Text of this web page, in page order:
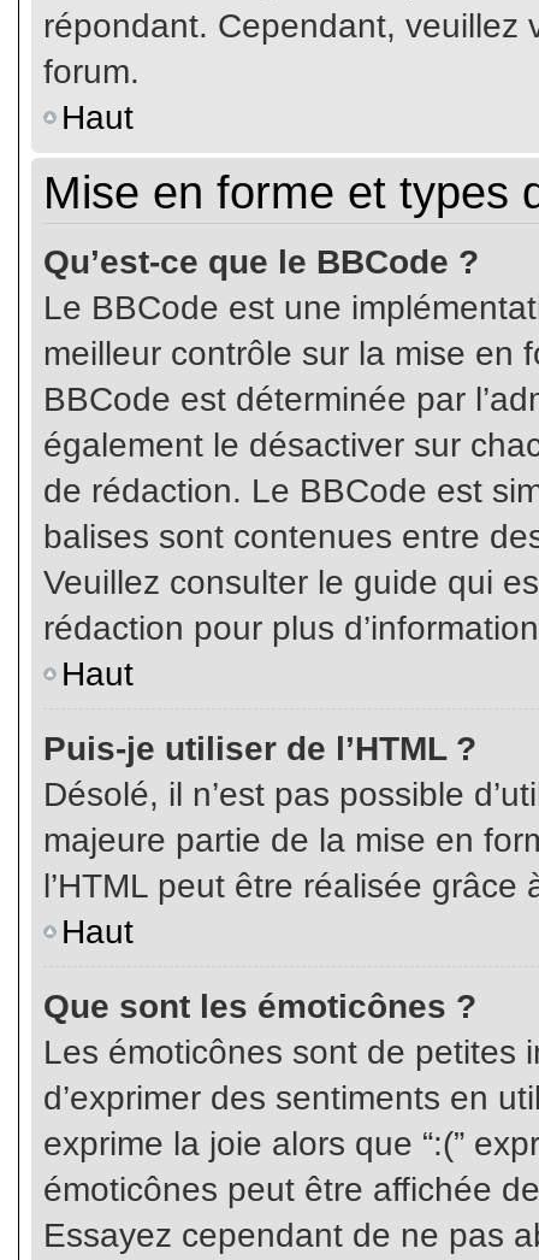
répondant. Cependant, veuillez
forum.
Haut
Mise en forme et types
Qu’est-ce que le BBCode ?
Le BBCode est une
meilleur contrôle sur la mise en
BBCode est déterminée par
également le désactiver sur
de rédaction. Le BBCode est
balises sont contenues entre
Veuillez consulter le guide qui
rédaction pour plus
Haut
Puis-je utiliser de l’HTML ?
Désolé, il n’est pas possible
majeure partie de la mise en
l’HTML peut être réalisée grâce
Haut
Que sont les émoticônes ?
Les émoticônes sont de petites
d’exprimer des sentiments en
exprime la joie alors que “:(”
émoticônes peut être affichée
Essayez cependant de ne pas